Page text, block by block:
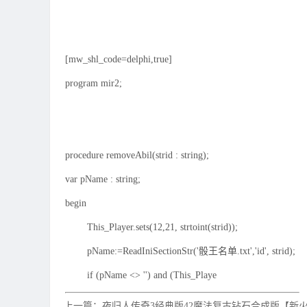
[mw_shl_code=delphi,true]
program mir2;
procedure removeAbil(strid : string);
var pName : string;
begin
This_Player.sets(12,21, strtoint(strid));
pName:=ReadIniSectionStr('骰王名单.txt','id', strid);
if (pName <> '') and (This_Playe